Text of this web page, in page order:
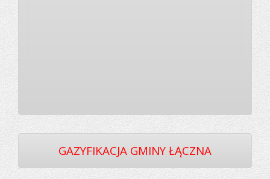
GAZYFIKACJA GMINY ŁĄCZNA